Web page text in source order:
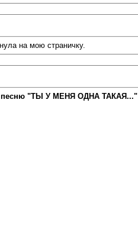
на мою страничку.
песню "ТЫ У МЕНЯ ОДНА ТАКАЯ..."